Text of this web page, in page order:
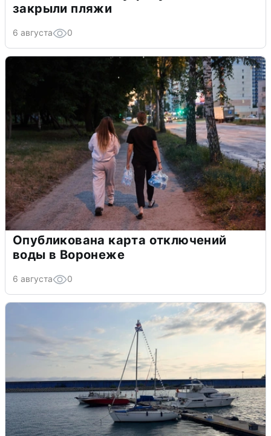
закрыли пляжи
6 августа 0
Опубликована карта отключений
воды в Воронеже
6 августа 0